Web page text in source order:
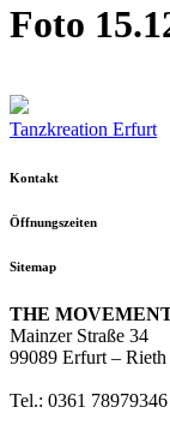
Foto
Tanzkreation Erfurt
Kontakt
Öffnungszeiten
Sitemap
THE
Mainzer Straße 34
99089 Erfurt – Rieth
Tel.: 0361 78979346